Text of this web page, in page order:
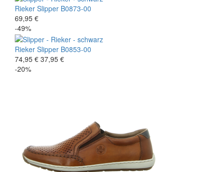
Rieker Slipper B0873-00
69,95 €
-49%
Rieker Slipper B0853-00
74,95 € 37,95 €
-20%